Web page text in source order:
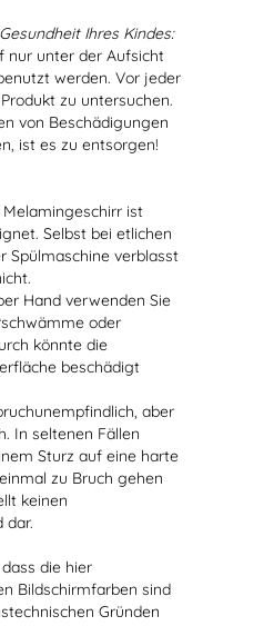
Ihres Kindes:
nur unter der Aufsicht
werden. Vor jeder
zu untersuchen.
von Beschädigungen
ist es zu entsorgen!
Melamingeschirr ist
Selbst bei etlichen
Spülmaschine verblasst
Hand verwenden Sie
oder
könnte die
beschädigt
aber
In seltenen Fällen
Sturz auf eine harte
zu Bruch gehen
keinen
dar.
die hier
Bildschirmfarben sind
Gründen